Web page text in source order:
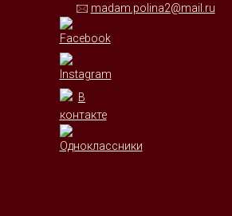
🖂 madam.polina2@mail.ru